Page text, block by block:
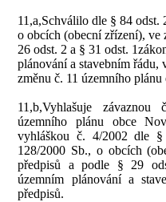
11,a,Schválilo dle § 84 odst.
o obcích (obecní zřízení), ve
26 odst. 2 a § 31 odst.
plánování a stavebním řádu,
změnu č. 11 územního
11,b,Vyhlašuje
územního plánu obce
vyhláškou č. 4/2002 dle
128/2000 Sb., o obcích
předpisů a podle § 29
územním plánování a
předpisů.